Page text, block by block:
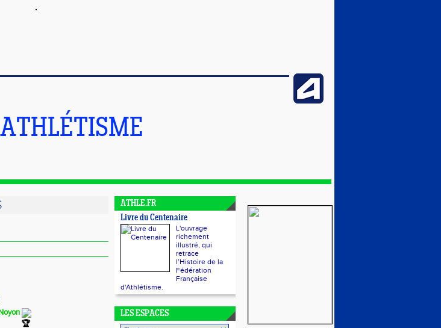
ATHLE.FR
Livre du Centenaire
L'ouvrage
richement
illustré, qui
retrace
l’Histoire de la
Fédération
Française
d'Athlétisme.
LES ESPACES